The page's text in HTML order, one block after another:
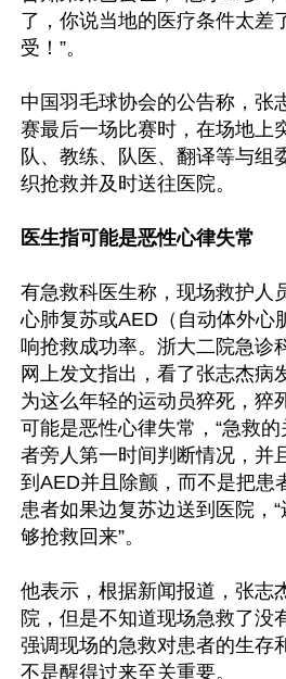
了，你说当地的医疗条件太差
受！”。
中国羽毛球协会的公告称，张
赛最后一场比赛时，在场地上
队、教练、队医、翻译等与组
织抢救并及时送往医院。
医生指可能是恶性心律失常
有急救科医生称，现场救护人
心肺复苏或AED（自动体外心
响抢救成功率。浙大二院急诊
网上发文指出，看了张志杰病
为这么年轻的运动员猝死，猝
可能是恶性心律失常，“急救
者旁人第一时间判断情况，并
到AED并且除颤，而不是把患
患者如果边复苏边送到医院，
够抢救回来”。
他表示，根据新闻报道，张志
院，但是不知道现场急救了没
强调现场的急救对患者的生存